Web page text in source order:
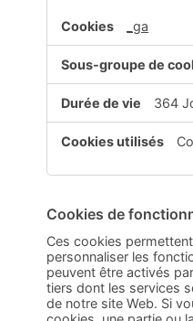
_ga
364
Cookies de
Ces cookies
personnaliser les
peuvent être activés
tiers dont les services
de notre site Web. Si